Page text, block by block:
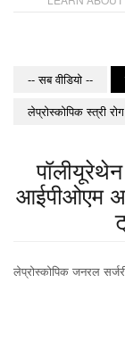
-- सब वीडियो --
लेप्रोस्कोपिक स्त्री
पॉलीयूरेथेन
आईपीओएम
लेप्रोस्कोपिक जनरल